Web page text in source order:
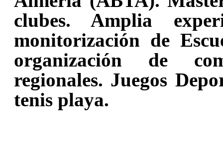
clubes. Amplia
monitorización de
organización de
regionales. Juegos
tenis playa.